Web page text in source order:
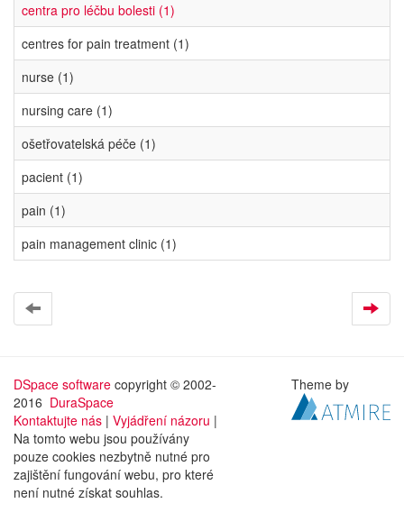
centra pro léčbu bolesti (1)
centres for pain treatment (1)
nurse (1)
nursing care (1)
ošetřovatelská péče (1)
pacient (1)
pain (1)
pain management clinic (1)
DSpace software copyright © 2002-
2016 DuraSpace
Kontaktujte nás | Vyjádření názoru |
Na tomto webu jsou používány
pouze cookies nezbytně nutné pro
zajištění fungování webu, pro které
není nutné získat souhlas.
Theme by